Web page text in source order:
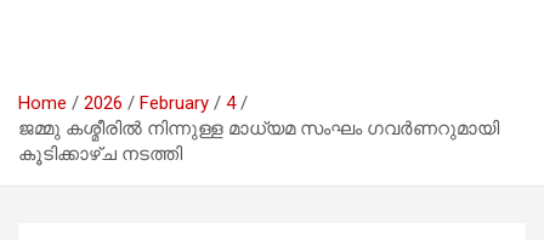
Home 2026 February
4
ജമ്മു കശ്മീരില്‍ നിന്നുള്ള മാധ്യമ സംഘം ഗവര്‍ണറുമായി
കൂടിക്കാഴ്ച നടത്തി